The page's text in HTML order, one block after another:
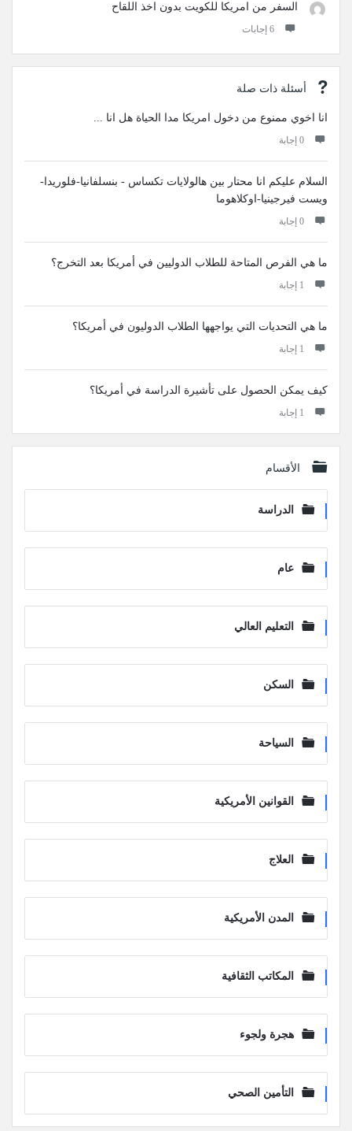
السفر من امريكا للكويت بدون اخذ اللقاح
‫6 إجابات
أسئلة ذات صلة
انا اخوي ممنوع من دخول امريكا مدا الحياة هل انا ...
‫0 إجابة
السلام عليكم انا محتار بين هالولايات تكساس - بنسلفانيا-فلوريدا-
ويست فيرجينيا-اوكلاهوما
‫0 إجابة
ما هي الفرص المتاحة للطلاب الدوليين في أمريكا بعد التخرج؟
‫1 إجابة
ما هي التحديات التي يواجهها الطلاب الدوليون في أمريكا؟
‫1 إجابة
كيف يمكن الحصول على تأشيرة الدراسة في أمريكا؟
‫1 إجابة
الأقسام
الدراسة
عام
التعليم العالي
السكن
السياحة
القوانين الأمريكية
العلاج
المدن الأمريكية
المكاتب الثقافية
هجرة ولجوء
التأمين الصحي